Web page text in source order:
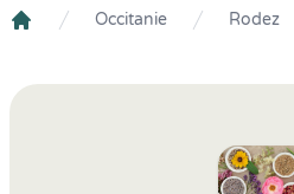
Occitanie Rodez